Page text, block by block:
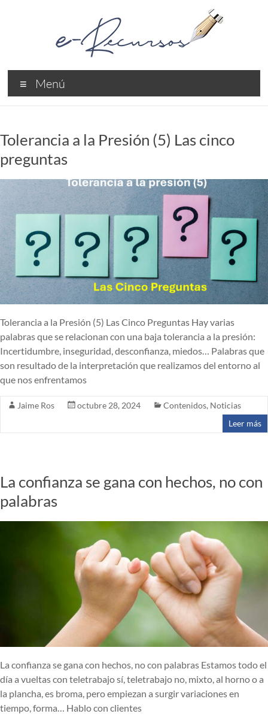
e-
Recursos
Profesionales
Menú
Tolerancia a la Presión (5) Las cinco
preguntas
Tolerancia a la Presión (5) Las Cinco Preguntas Hay varias
palabras que se relacionan con una baja tolerancia a la presión:
Incertidumbre, inseguridad, desconfianza, miedos… Palabras que
son resultado de la interpretación que realizamos del entorno al
que nos enfrentamos
Jaime Ros octubre 28, 2024 Contenidos, Noticias
Leer más
La confianza se gana con hechos, no con
palabras
La confianza se gana con hechos, no con palabras Estamos todo el
día a vueltas con teletrabajo sí, teletrabajo no, mixto, al horno o a
la plancha, es broma, pero empiezan a surgir variaciones en
tiempo, forma… Hablo con clientes